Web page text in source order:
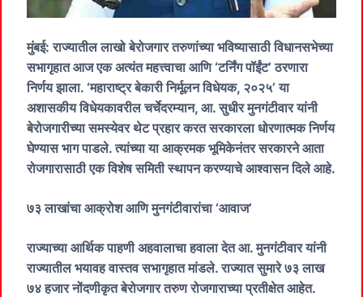
मुंबई: राज्यातील लाखो बेरोजगार तरुणांच्या भविष्यासाठी विधानसभेच्या
सभागृहात आज एक अत्यंत महत्त्वाचा आणि ‘टर्निंग पॉईंट’ ठरणारा
निर्णय झाला. ‘महाराष्ट्र बेकारी निर्मूलन विधेयक, २०२५’ या
अशासकीय विधेयकावरील चर्चेदरम्यान, आ. सुधीर मुनगंटीवार यांनी
बेरोजगारीच्या समस्येवर थेट प्रहार करत सरकारला धोरणात्मक निर्णय
घेण्यास भाग पाडले. त्यांच्या या आक्रमक भूमिकेनंतर सरकारने आता
रोजगारासाठी एक विशेष समिती स्थापन करण्याचे आश्वासन दिले आहे.
​७३ लाखांचा आक्रोश आणि मुनगंटीवारांचा ‘आवाज’
​राज्याच्या आर्थिक पाहणी अहवालाचा हवाला देत आ. मुनगंटीवार यांनी
राज्यातील भयावह वास्तव सभागृहात मांडले. राज्यात सुमारे ७३ लाख
७४ हजार नोंदणीकृत बेरोजगार तरुण रोजगाराच्या प्रतीक्षेत आहेत.